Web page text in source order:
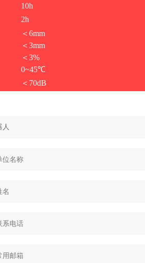
10h
2h
＜6mm
＜3mm
＜3%
0~45℃
＜70dB